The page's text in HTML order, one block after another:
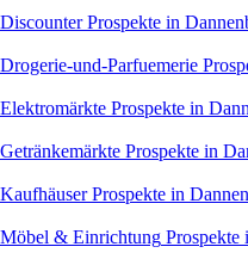
DiscounterProspekte in
Drogerie-und-Parfuemerie
Elektromärkte Prospekte in
Getränkemärkte Prospekte in
KaufhäuserProspekte in
Möbel & Einrichtung Prospekte